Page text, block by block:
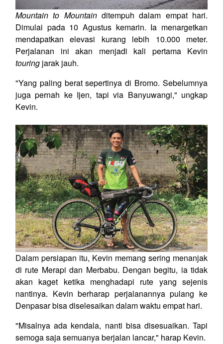
Mountain to Mountainditempuh dalam empat hari.
Dimulai pada 10 Agustus kemarin. Ia menargetkan
mendapatkan elevasi kurang lebih 10.000 meter.
Perjalanan ini akan menjadi kali pertama Kevin
touring jarak jauh.
"Yang paling berat sepertinya di Bromo. Sebelumnya
juga pernah ke Ijen, tapi via Banyuwangi," ungkap
Kevin.
Dalam persiapan itu, Kevin memang sering menanjak
di rute Merapi dan Merbabu. Dengan begitu, ia tidak
akan kaget ketika menghadapi rute yang sejenis
nantinya. Kevin berharap perjalanannya pulang ke
Denpasar bisa diselesaikan dalam waktu empat hari.
"Misalnya ada kendala, nanti bisa disesuaikan. Tapi
semoga saja semuanya berjalan lancar," harap Kevin.